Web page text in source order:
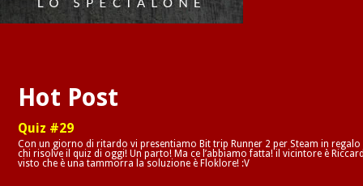
Hot Post
Quiz #29
Con un giorno di ritardo vi presentiamo Bit trip Runner 2 per Steam in regalo
chi risolve il quiz di oggi! Un parto! Ma ce l’abbiamo fatta! il vicintore è
visto che è una tammorra la soluzione è Floklore! :V